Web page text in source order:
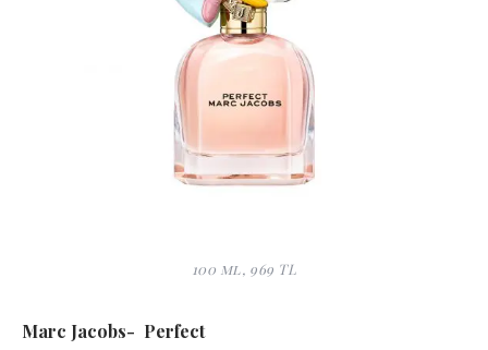
100 ml, 969 TL
Marc Jacobs- Perfect